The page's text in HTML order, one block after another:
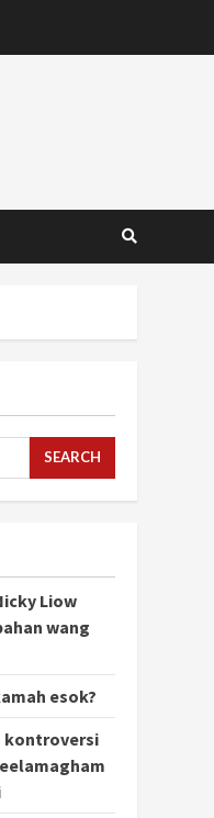
SEARCH
Liow
wang
esok?
kontroversi